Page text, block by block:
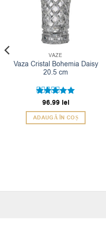
VAZE
Vaza Cristal Bohemia Daisy
20.5 cm
Evaluat la
5din 5
96.99 lei
ADAUGĂ ÎN COȘ